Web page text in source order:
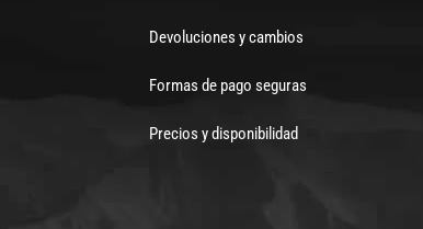
Devoluciones y cambios
Formas de pago seguras
Precios y disponibilidad